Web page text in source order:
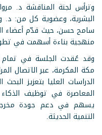
وترأس لجنة المناقشة د.
البشرية، وعضوية كل من: د.
سامح حسن، حيث قدّم أعضاء
منهجية بناءة أسهمت في
وقد عُقدت الجلسة في تمام
الدراسات العليا بتعزيز
المعاصرة في توظيف الذكاء
يسهم في دعم جودة مخرجات
التنمية الحديثة.